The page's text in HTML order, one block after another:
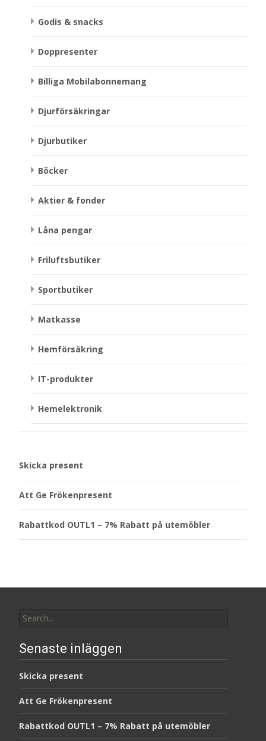
Godis & snacks
Doppresenter
Billiga Mobilabonnemang
Djurförsäkringar
Djurbutiker
Böcker
Aktier & fonder
Låna pengar
Friluftsbutiker
Sportbutiker
Matkasse
Hemförsäkring
IT-produkter
Hemelektronik
Skicka present
Att Ge Frökenpresent
Rabattkod OUTL1 – 7% Rabatt på utemöbler
for:
Senaste inläggen
Skicka present
Att Ge Frökenpresent
Rabattkod OUTL1 – 7% Rabatt på utemöbler